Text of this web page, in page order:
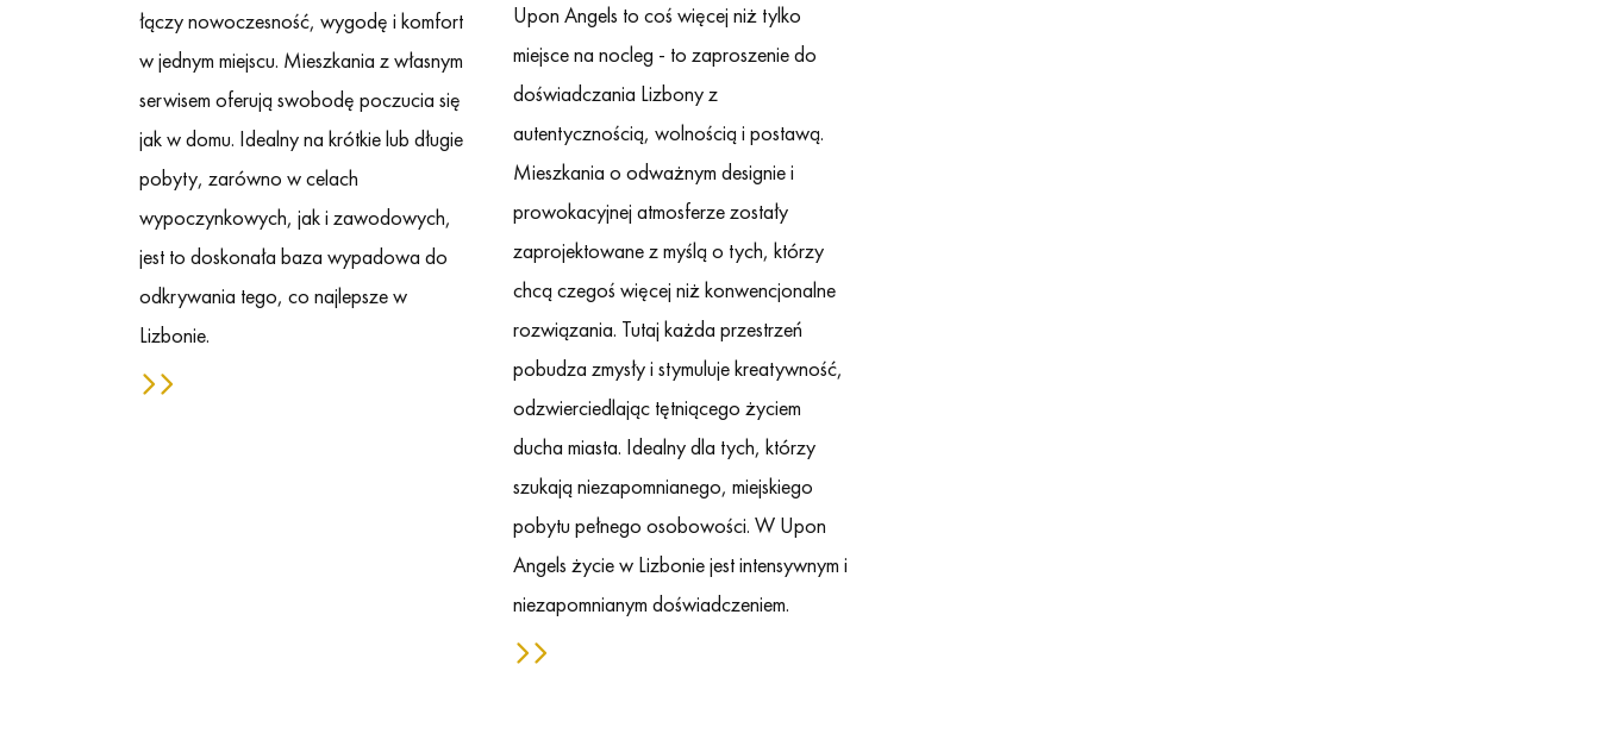
łączy nowoczesność, wygodę i komfort
w jednym miejscu. Mieszkania z własnym
serwisem oferują swobodę poczucia się
jak w domu. Idealny na krótkie lub długie
pobyty, zarówno w celach
wypoczynkowych, jak i zawodowych,
jest to doskonała baza wypadowa do
odkrywania tego, co najlepsze w
Lizbonie.
Upon Angels to coś więcej niż tylko
miejsce na nocleg - to zaproszenie do
doświadczania Lizbony z
autentycznością, wolnością i postawą.
Mieszkania o odważnym designie i
prowokacyjnej atmosferze zostały
zaprojektowane z myślą o tych, którzy
chcą czegoś więcej niż konwencjonalne
rozwiązania. Tutaj każda przestrzeń
pobudza zmysły i stymuluje kreatywność,
odzwierciedlając tętniącego życiem
ducha miasta. Idealny dla tych, którzy
szukają niezapomnianego, miejskiego
pobytu pełnego osobowości. W Upon
Angels życie w Lizbonie jest intensywnym i
niezapomnianym doświadczeniem.